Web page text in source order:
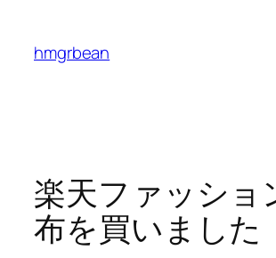
hmgrbean
楽天ファッショ
布を買いました